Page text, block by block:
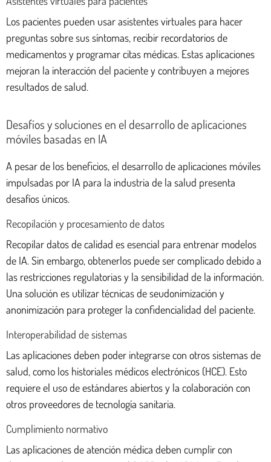
Los pacientes pueden usar asistentes virtuales para hacer
preguntas sobre sus síntomas, recibir recordatorios de
medicamentos y programar citas médicas. Estas aplicaciones
mejoran la interacción del paciente y contribuyen a mejores
resultados de salud.
Desafíos y soluciones en el desarrollo de aplicaciones
móviles basadas en IA
A pesar de los beneficios, el desarrollo de aplicaciones móviles
impulsadas por IA para la industria de la salud presenta
desafíos únicos.
Recopilación y procesamiento de datos
Recopilar datos de calidad es esencial para entrenar modelos
de IA. Sin embargo, obtenerlos puede ser complicado debido a
las restricciones regulatorias y la sensibilidad de la información.
Una solución es utilizar técnicas de seudonimización y
anonimización para proteger la confidencialidad del paciente.
Interoperabilidad de sistemas
Las aplicaciones deben poder integrarse con otros sistemas de
salud, como los historiales médicos electrónicos (HCE). Esto
requiere el uso de estándares abiertos y la colaboración con
otros proveedores de tecnología sanitaria.
Cumplimiento normativo
Las aplicaciones de atención médica deben cumplir con